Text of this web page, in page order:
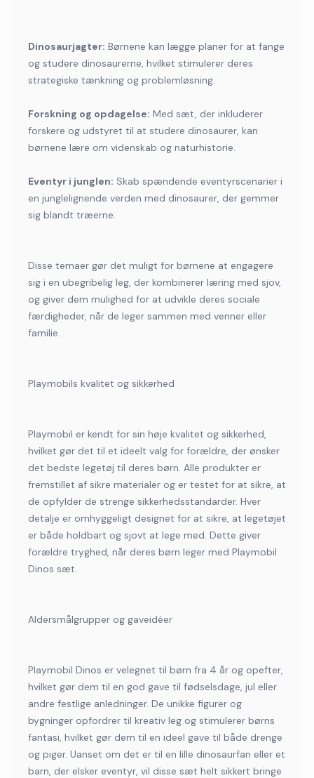
Dinosaurjagter: Børnene kan lægge planer for at fange
og studere dinosaurerne, hvilket stimulerer deres
strategiske tænkning og problemløsning.
Forskning og opdagelse: Med sæt, der inkluderer
forskere og udstyret til at studere dinosaurer, kan
børnene lære om videnskab og naturhistorie.
Eventyr i junglen: Skab spændende eventyrscenarier i
en junglelignende verden med dinosaurer, der gemmer
sig blandt træerne.
Disse temaer gør det muligt for børnene at engagere
sig i en ubegribelig leg, der kombinerer læring med sjov,
og giver dem mulighed for at udvikle deres sociale
færdigheder, når de leger sammen med venner eller
familie.
Playmobils kvalitet og sikkerhed
Playmobil er kendt for sin høje kvalitet og sikkerhed,
hvilket gør det til et ideelt valg for forældre, der ønsker
det bedste legetøj til deres børn. Alle produkter er
fremstillet af sikre materialer og er testet for at sikre, at
de opfylder de strenge sikkerhedsstandarder. Hver
detalje er omhyggeligt designet for at sikre, at legetøjet
er både holdbart og sjovt at lege med. Dette giver
forældre tryghed, når deres børn leger med Playmobil
Dinos sæt.
Aldersmålgrupper og gaveidéer
Playmobil Dinos er velegnet til børn fra 4 år og opefter,
hvilket gør dem til en god gave til fødselsdage, jul eller
andre festlige anledninger. De unikke figurer og
bygninger opfordrer til kreativ leg og stimulerer børns
fantasi, hvilket gør dem til en ideel gave til både drenge
og piger. Uanset om det er til en lille dinosaurfan eller et
barn, der elsker eventyr, vil disse sæt helt sikkert bringe